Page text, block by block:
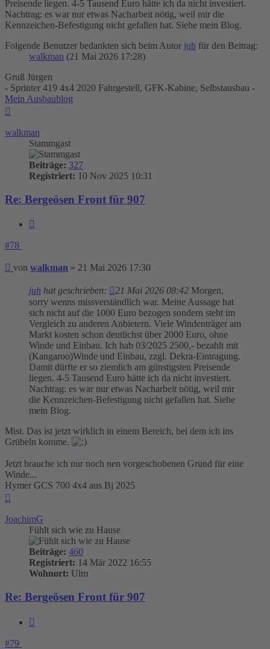
Preisende liegen. 4-5 Tausend Euro hätte ich da nicht investiert.
Nachtrag: es war nur etwas Nacharbeit nötig, weil mir die
Kennzeichen-Befestigung nicht gefallen hat. Siehe mein Blog.
Folgende Benutzer bedankten sich beim Autor juh für den Beitrag:
walkman (21 Mai 2026 17:28)
Gruß Jürgen
- Sprinter 419 4x4 2020 Fahrgestell, GFK-Kabine, Selbstausbau -
Mein Ausbaublog
walkman
Stammgast
Beiträge: 327
Registriert: 10 Nov 2025 10:31
Re: Bergeösen Front für 907
#78
Beitrag
von walkman » 21 Mai 2026 17:30
juh hat geschrieben: 21 Mai 2026 08:42 Morgen,
sorry wenns missverständlich war. Meine Aussage hat
sich nicht auf die 1000 Euro bezogen sondern steht im
Vergleich zu anderen Anbietern. Viele Windenträger am
Markt kosten schon deutlichst über 2000 Euro, ohne
Winde und Einbau. Ich hab 03/2025 2500,- bezahlt mit
(Kangaroo)Winde und Einbau, zzgl. Dekra-Eintragung.
Damit dürfte er so ziemlich am günstigsten Preisende
liegen. 4-5 Tausend Euro hätte ich da nicht investiert.
Nachtrag: es war nur etwas Nacharbeit nötig, weil mir
die Kennzeichen-Befestigung nicht gefallen hat. Siehe
mein Blog.
Mist. Das ist jetzt wirklich in einem Bereich, bei dem ich ins
Grübeln komme.
Jetzt brauche ich nur noch nen vorgeschobenen Grund für eine
Winde...
Hymer GCS 700 4x4 aus Bj 2025
JoachimG
Fühlt sich wie zu Hause
Beiträge: 460
Registriert: 14 Mär 2022 16:55
Wohnort: Ulm
Re: Bergeösen Front für 907
#79